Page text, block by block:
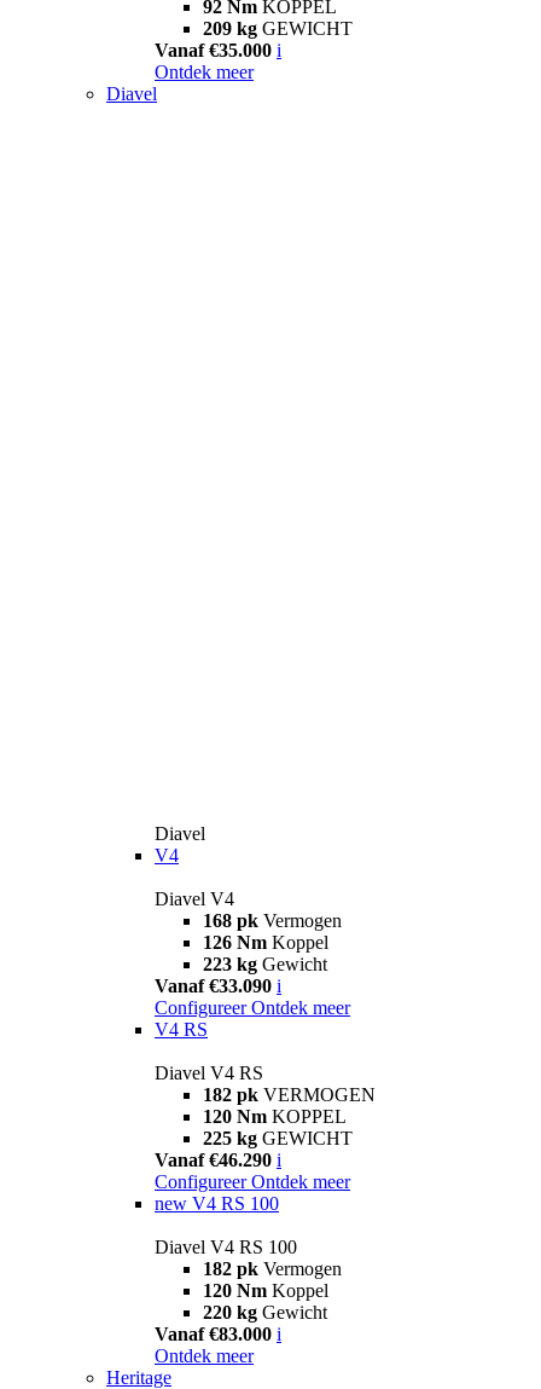
92 Nm KOPPEL
209 kg GEWICHT
Vanaf €35.000 i
Ontdek meer
Diavel
Diavel
V4
Diavel V4
168 pk Vermogen
126 Nm Koppel
223 kg Gewicht
Vanaf €33.090 i
Configureer Ontdek meer
V4 RS
Diavel V4 RS
182 pk VERMOGEN
120 Nm KOPPEL
225 kg GEWICHT
Vanaf €46.290 i
Configureer Ontdek meer
new V4 RS 100
Diavel V4 RS 100
182 pk Vermogen
120 Nm Koppel
220 kg Gewicht
Vanaf €83.000 i
Ontdek meer
Heritage